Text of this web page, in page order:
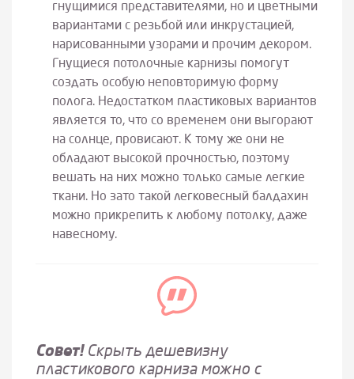
гнущимися представителями, но и цветными
вариантами с резьбой или инкрустацией,
нарисованными узорами и прочим декором.
Гнущиеся потолочные карнизы помогут
создать особую неповторимую форму
полога. Недостатком пластиковых вариантов
является то, что со временем они выгорают
на солнце, провисают. К тому же они не
обладают высокой прочностью, поэтому
вешать на них можно только самые легкие
ткани. Но зато такой легковесный балдахин
можно прикрепить к любому потолку, даже
навесному.
Совет!Скрыть дешевизну
пластикового карниза можно с